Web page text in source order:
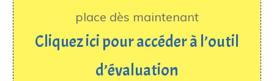
place dès maintenant
Cliquez ici pour accéder à l’outil
d’évaluation